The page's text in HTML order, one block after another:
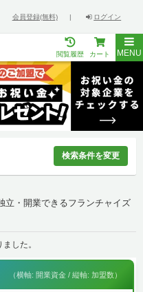
会員登録(無料) | ログイン
閲覧履歴 カート MENU
検索条件を変更
立・開業できるフランチャイズ
した。
（横軸: 開業資金 / 縦軸: 加盟数）